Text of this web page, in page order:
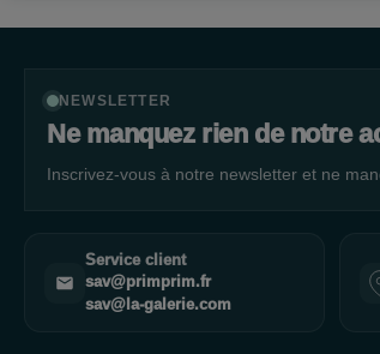
NEWSLETTER
Ne manquez rien de notre
Inscrivez-vous à notre newsletter et ne
Service client
sav@primprim.fr
sav@la-galerie.com